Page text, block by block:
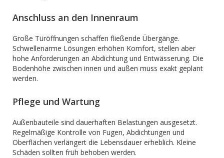
Anschluss an den Innenraum
Große Türöffnungen schaffen fließende Übergänge.
Schwellenarme Lösungen erhöhen Komfort, stellen aber
hohe Anforderungen an Abdichtung und Entwässerung. Die
Bodenhöhe zwischen innen und außen muss exakt geplant
werden.
Pflege und Wartung
Außenbauteile sind dauerhaften Belastungen ausgesetzt.
Regelmäßige Kontrolle von Fugen, Abdichtungen und
Oberflächen verlängert die Lebensdauer erheblich. Kleine
Schäden sollten früh behoben werden.